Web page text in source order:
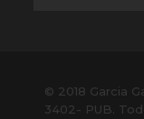
© 2018 Garcia
3402- PUB.